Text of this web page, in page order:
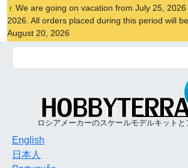
We are going on vacation from July 25, 2026
2026. All orders placed during this period will
August 20, 2026
ロシアメーカーのスケールモデルキットと
English
日本人